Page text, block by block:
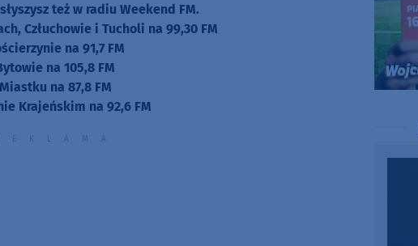
też w radiu Weekend FM.
Człuchowie i Tucholi na 99,30 FM
na 91,7 FM
na 105,8 FM
Miastku na 87,8 FM
Krajeńskim na 92,6 FM